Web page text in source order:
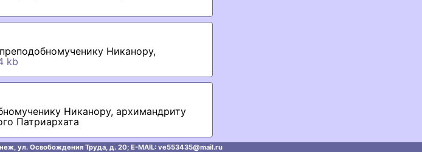
Никанору,
kb
Никанору, архимандриту
Патриархата
ул. Освобождения Труда, д. 20; E-MAIL: ve553435@mаil.ru